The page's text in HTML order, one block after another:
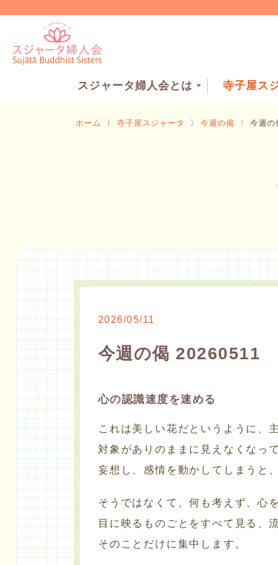
スジャータ婦人会とは 寺子屋ス
ホーム 〉 寺子屋スジャータ 〉 今週の偈 〉 今週
2026/05/11
今週の偈 20260511
心の認識速度を速める
これは美しい花だというように、
対象がありのままに見えなくなっ
妄想し、感情を動かしてしまうと
そうではなくて、何も考えず、心
目に映るものごとをすべて見る、
そのことだけに集中します。